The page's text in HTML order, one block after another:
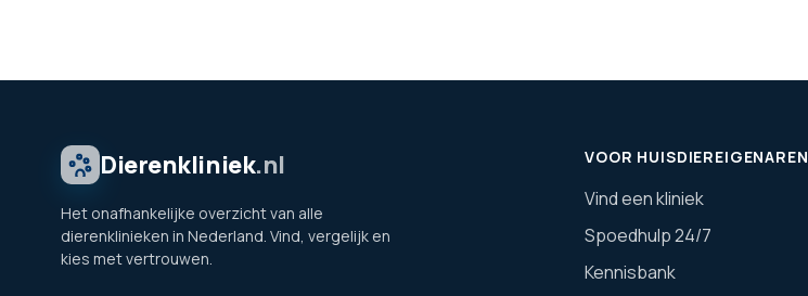
Dierenkliniek.nl
Het onafhankelijke overzicht van alle
dierenklinieken in Nederland. Vind, vergelijk en
kies met vertrouwen.
VOOR HUISDIEREIGENAREN
Vind een kliniek
Spoedhulp 24/7
Kennisbank